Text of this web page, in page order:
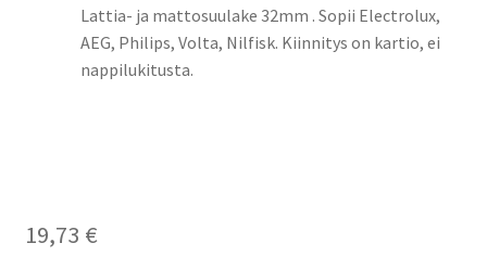
Lattia- ja mattosuulake 32mm . Sopii Electrolux,
AEG, Philips, Volta, Nilfisk. Kiinnitys on kartio, ei
nappilukitusta.
19,73 €